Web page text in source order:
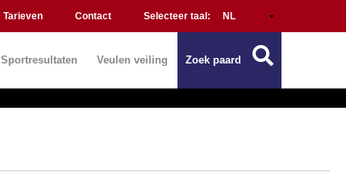
Tarieven Contact Selecteer taal:
Sportresultaten Veulen veiling Zoek paard